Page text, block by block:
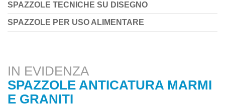
SPAZZOLE TECNICHE SU DISEGNO
SPAZZOLE PER USO ALIMENTARE
IN EVIDENZA
SPAZZOLE ANTICATURA MARMI
E GRANITI